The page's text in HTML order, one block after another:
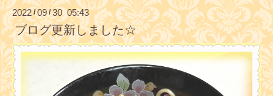
2022/09/30 05:43
ブログ更新しました☆